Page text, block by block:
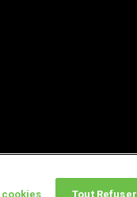
Tout Refuser